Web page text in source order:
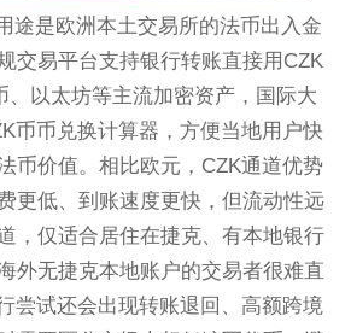
途是欧洲本土交易所的法币出入金
交易平台支持银行转账直接用CZK
、以太坊等主流加密资产，国际大
币币兑换计算器，方便当地用户快
币价值。相比欧元，CZK通道优势
更低、到账速度更快，但流动性远
，仅适合居住在捷克、有本地银行
外无捷克本地账户的交易者很难直
尝试还会出现转账退回、高额跨境